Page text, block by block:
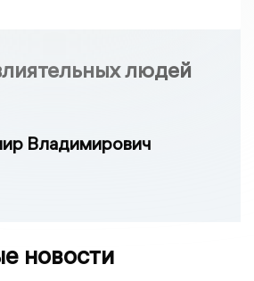
людей
Владимирович
новости